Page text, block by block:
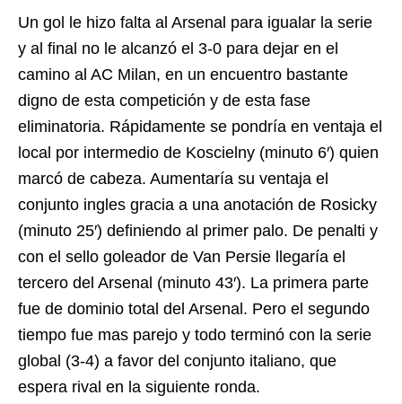
Un gol le hizo falta al Arsenal para igualar la serie
y al final no le alcanzó el 3-0 para dejar en el
camino al AC Milan, en un encuentro bastante
digno de esta competición y de esta fase
eliminatoria. Rápidamente se pondría en ventaja el
local por intermedio de Koscielny (minuto 6′) quien
marcó de cabeza. Aumentaría su ventaja el
conjunto ingles gracia a una anotación de Rosicky
(minuto 25′) definiendo al primer palo. De penalti y
con el sello goleador de Van Persie llegaría el
tercero del Arsenal (minuto 43′). La primera parte
fue de dominio total del Arsenal. Pero el segundo
tiempo fue mas parejo y todo terminó con la serie
global (3-4) a favor del conjunto italiano, que
espera rival en la siguiente ronda.